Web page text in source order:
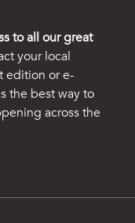
to all our great
your local
edition or e-
the best way to
across the